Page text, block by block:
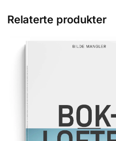
Relaterte produkter